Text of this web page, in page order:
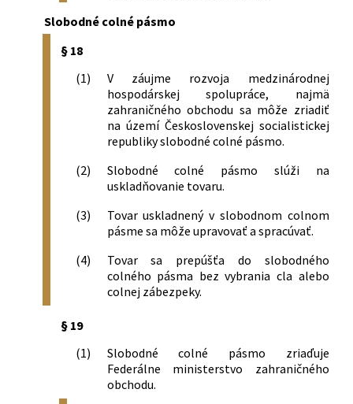
Slobodné colné pásmo
§ 18
(1)
V záujme rozvoja medzinárodnej
hospodárskej spolupráce, najmä
zahraničného obchodu sa môže zriadiť
na území Československej socialistickej
republiky slobodné colné pásmo.
(2)
Slobodné colné pásmo slúži na
uskladňovanie tovaru.
(3)
Tovar uskladnený v slobodnom colnom
pásme sa môže upravovať a spracúvať.
(4)
Tovar sa prepúšťa do slobodného
colného pásma bez vybrania cla alebo
colnej zábezpeky.
§ 19
(1)
Slobodné colné pásmo zriaďuje
Federálne ministerstvo zahraničného
obchodu.